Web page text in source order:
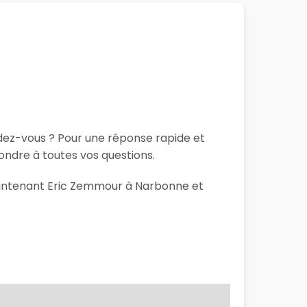
vous ? Pour une réponse rapide et
à toutes vos questions.
Eric Zemmour à Narbonne et